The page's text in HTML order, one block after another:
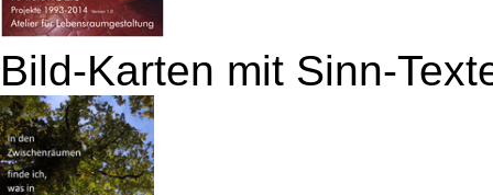
Bild-Karten mit Sinn-